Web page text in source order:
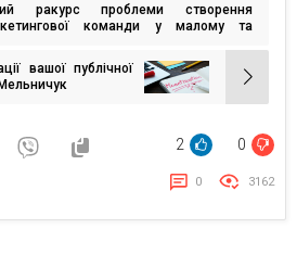
ракурс проблеми створення
команди у малому та
вашої публічної
2 0
0 3162